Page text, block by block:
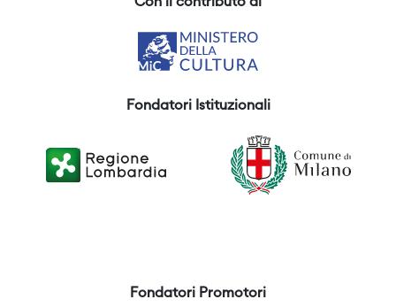
Fondatori Istituzionali
Fondatori Promotori